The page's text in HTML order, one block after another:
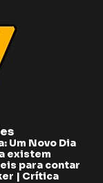
Um Novo Dia
existem
para contar
| Crítica